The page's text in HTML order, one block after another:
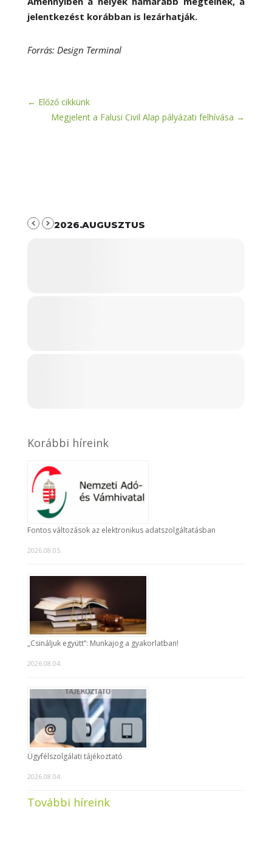
jelentkezést korábban is lezárhatják.
Forrás: Design Terminal
← Előző cikkünk
Megjelent a Falusi Civil Alap pályázati felhívása →
2026.AUGUSZTUS
Korábbi híreink
Fontos változások az elektronikus adatszolgáltatásban
2026.08.05.
„Csináljuk együtt”: Munkajog a gyakorlatban!
2026.08.04.
Ügyfélszolgálati tájékoztató
2026.08.04.
További híreink